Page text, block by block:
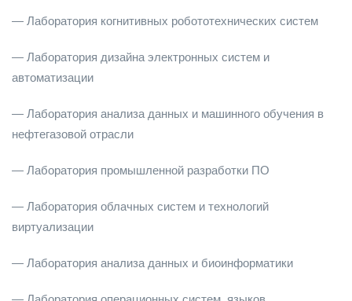
— Лаборатория когнитивных робототехнических систем
— Лаборатория дизайна электронных систем и
автоматизации
— Лаборатория анализа данных и машинного обучения в
нефтегазовой отрасли
— Лаборатория промышленной разработки ПО
— Лаборатория облачных систем и технологий
виртуализации
— Лаборатория анализа данных и биоинформатики